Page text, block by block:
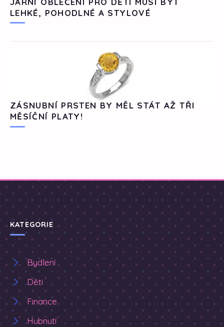
LEHKÉ, POHODLNÉ A STYLOVÉ
ZÁSNUBNÍ PRSTEN BY MĚL STÁT AŽ TŘI
MĚSÍČNÍ PLATY!
KATEGORIE
Bydlení
Děti
Finance
Hubnutí